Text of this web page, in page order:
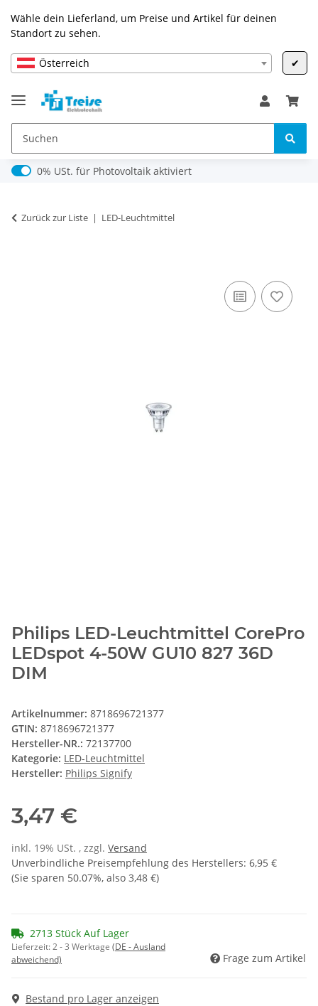
Wähle dein Lieferland, um Preise und Artikel für deinen
Standort zu sehen.
Österreich ✔
0% USt. für Photovoltaik (§ 12 Abs. 3 UStG)
0% USt. für Photovoltaik aktiviert
Zurück zur Liste LED-Leuchtmittel
Philips LED-Leuchtmittel CorePro
LEDspot 4-50W GU10 827 36D
DIM
Artikelnummer: 8718696721377
GTIN: 8718696721377
Hersteller-NR.: 72137700
Kategorie: LED-Leuchtmittel
Hersteller: Philips Signify
3,47 €
inkl. 19% USt. , zzgl. Versand
Unverbindliche Preisempfehlung des Herstellers: 6,95 €
(Sie sparen 50.07%, also 3,48 €)
2713 Stück Auf Lager
Lieferzeit:2 - 3 Werktage (DE - Ausland
abweichend)
Frage zum Artikel
Bestand pro Lager anzeigen